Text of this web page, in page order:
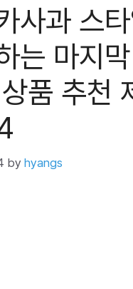
사과 스
는 마지
품 추천
by hyangs